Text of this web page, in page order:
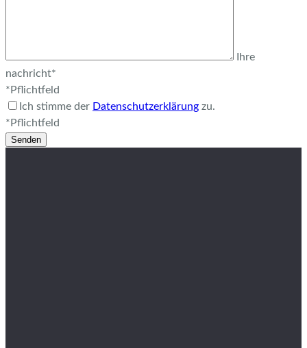
Ihre
nachricht*
*Pflichtfeld
Ich stimme der Datenschutzerklärung zu.
*Pflichtfeld